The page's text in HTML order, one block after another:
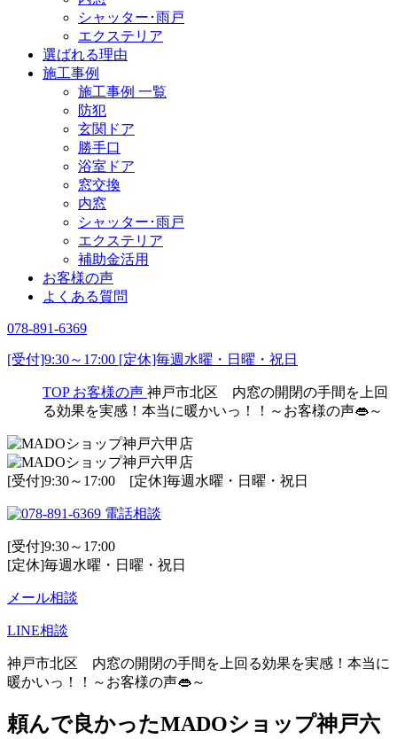
シャッター･雨戸
エクステリア
選ばれる理由
施工事例
施工事例 一覧
防犯
玄関ドア
勝手口
浴室ドア
窓交換
内窓
シャッター･雨戸
エクステリア
補助金活用
お客様の声
よくある質問
078-891-6369
[受付]9:30～17:00 [定休]毎週水曜・日曜・祝日
TOP お客様の声 神戸市北区 内窓の開閉の手間を上回
る効果を実感！本当に暖かいっ！！～お客様の声👄～
[受付]9:30～17:00 [定休]毎週水曜・日曜・祝日
電話相談
[受付]9:30～17:00
[定休]毎週水曜・日曜・祝日
メール相談
LINE相談
神戸市北区 内窓の開閉の手間を上回る効果を実感！本当に
暖かいっ！！～お客様の声👄～
頼んで良かったMADOショップ神戸六